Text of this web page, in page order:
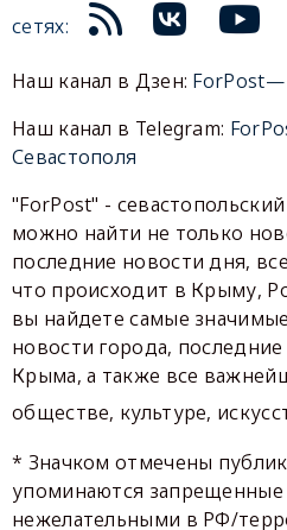
сетях:
Наш канал в Дзен:
Наш канал в Telegram:
Севастополя
"ForPost" -
можно найти не только
последние новости дня,
что происходит в Крыму,
вы найдете самые
новости города,
Крыма, а также все
обществе, культуре,
* Значком отмечены
упоминаются
нежелательными в РФ/